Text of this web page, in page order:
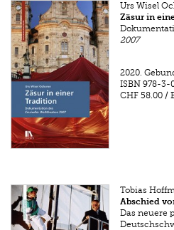
Urs Wisel
Zäsur in
2007
2020.
ISBN 978-3-
CHF 58.00 /
Tobias
Abschied
Das neuere